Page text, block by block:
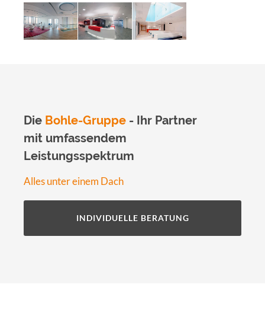
Die Bohle-Gruppe - Ihr Partner
mit umfassendem
Leistungsspektrum
Alles unter einem Dach
INDIVIDUELLE BERATUNG